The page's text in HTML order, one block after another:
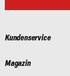
Kundenservice
Magazin